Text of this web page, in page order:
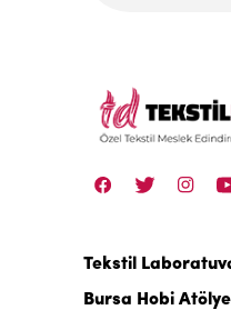
Tekstil
Bursa Hobi